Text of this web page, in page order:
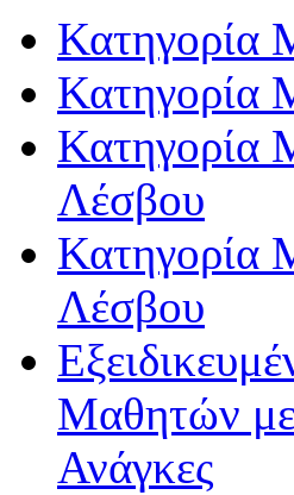
Κατηγορία
Κατηγορία
Κατηγορία
Λέσβου
Κατηγορία
Λέσβου
Μαθητών με
Ανάγκες